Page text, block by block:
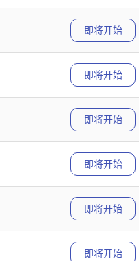
即将开始
即将开始
即将开始
即将开始
即将开始
即将开始